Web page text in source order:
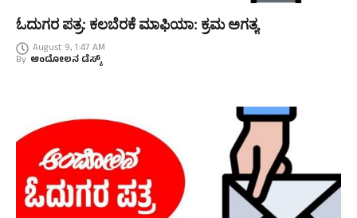
ಓದುಗರ ಪತ್ರ: ಕಲಬೆರಕೆ ಮಾಫಿಯಾ: ಕ್ರಮ ಅಗತ್ಯ
August 9, 1:47 AM
By ಆಂದೋಲನ ಡೆಸ್ಕ್